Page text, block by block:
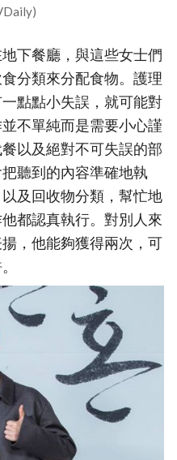
下餐廳，與這些女士們
分類來分配食物。護理
點點小失誤，就可能對
不單純而是需要小心謹
以及絕對不可失誤的部
聽到的內容準確地執
及回收物分類，幫忙地
都認真執行。對別人來
，他能夠獲得兩次，可